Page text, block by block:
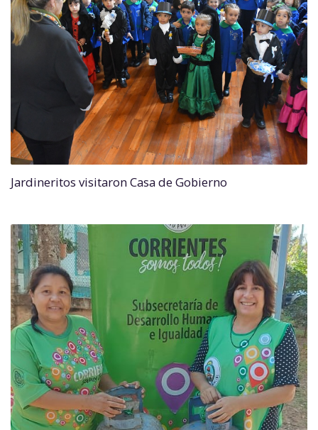
Jardineritos visitaron Casa de Gobierno